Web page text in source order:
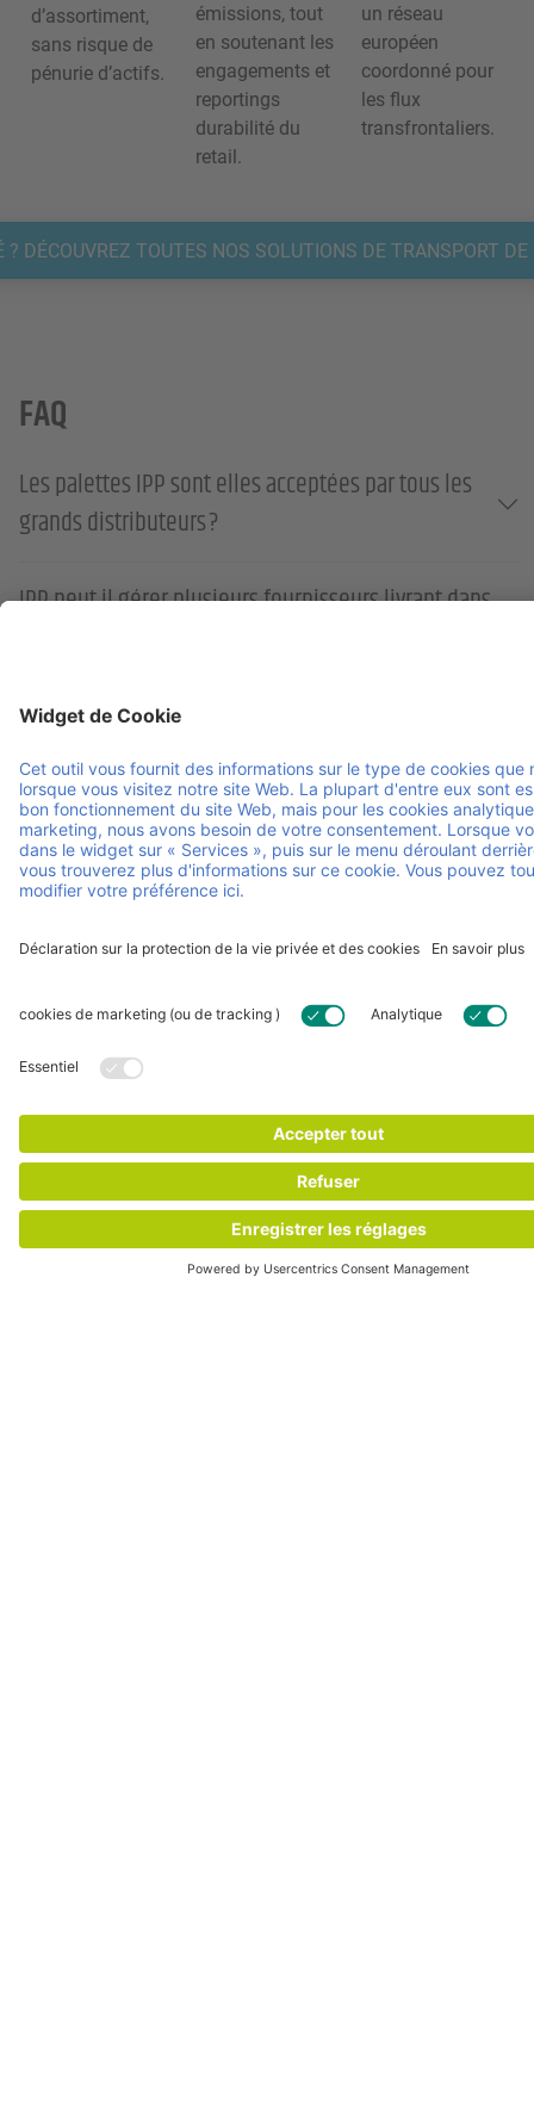
d’assortiment,
sans risque de
pénurie d’actifs.
émissions, tout
en soutenant les
engagements et
reportings
durabilité du
retail.
un réseau
européen
coordonné pour
les flux
transfrontaliers.
? DÉCOUVREZ TOUTES NOS SOLUTIONS DE TRANSPORT DE
FAQ
Les palettes IPP sont elles acceptées par tous les
grands distributeurs ?
IPP peut il gérer plusieurs fournisseurs livrant dans
Comment le pooling simplifie t il les retours et
échanges ?
Les palettes IPP sont elles adaptées aux centres de
distribution retail automatisés ?
Contactez-nous pour discuter de vos
besoins logistiques retail
CONTACTEZ-NOUS